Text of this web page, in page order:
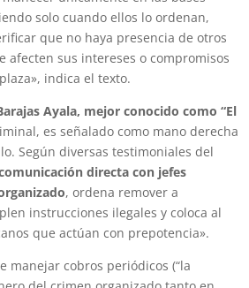
solo cuando ellos lo ordenan,
que no haya presencia de otros
afecten sus intereses o compromisos
indica el texto.
Ayala, mejor conocido como “El
es señalado como mano derecha
Según diversas testimoniales del
directa con jefes
, ordena remover a
instrucciones ilegales y coloca al
que actúan con prepotencia».
manejar cobros periódicos (“la